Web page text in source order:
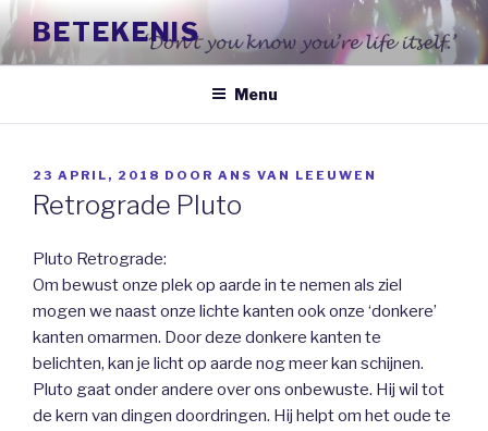
Naar
de
inhoud
BETEKENIS
Menu
GEPLAATST
OP
23 APRIL, 2018 DOOR ANS VAN LEEUWEN
Retrograde Pluto
Pluto Retrograde:
Om bewust onze plek op aarde in te nemen als ziel
mogen we naast onze lichte kanten ook onze ‘donkere’
kanten omarmen. Door deze donkere kanten te
belichten, kan je licht op aarde nog meer kan schijnen.
Pluto gaat onder andere over ons onbewuste. Hij wil tot
de kern van dingen doordringen. Hij helpt om het oude te